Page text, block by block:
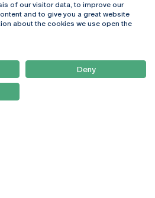
Campus Online
Webmail
Como Chegar
Newsletter
of our visitor data, to improve our
and to give you a great website
about the cookies we use open the
Deny